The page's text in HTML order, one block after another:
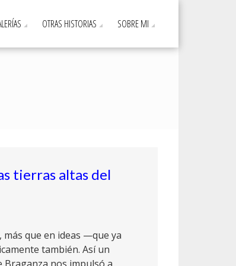
OTRAS HISTORIAS SOBRE MI
tierras altas del
que en ideas —que ya
también. Así un